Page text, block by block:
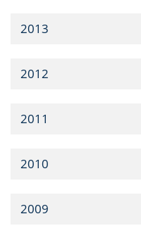
2013
2012
2011
2010
2009